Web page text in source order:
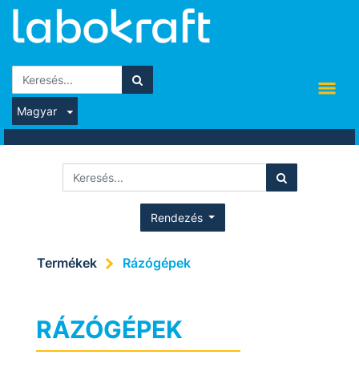
Magyar
Rendezés
Termékek Rázógépek
RÁZÓGÉPEK